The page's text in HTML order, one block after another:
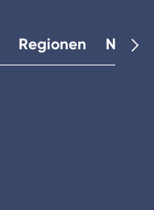
Regionen